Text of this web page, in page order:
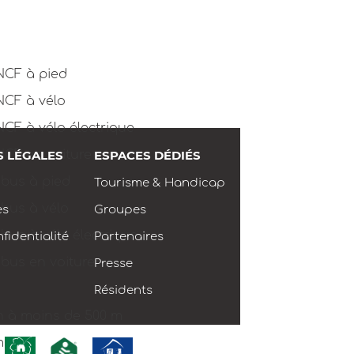
à pied
à vélo
à vélo électrique
en voiture
à pied
à vélo
à vélo électrique
en voiture
LÉGALES ESPACES DÉDIÉS
Tourisme & Handicap
Groupes
Partenaires
Presse
Résidents